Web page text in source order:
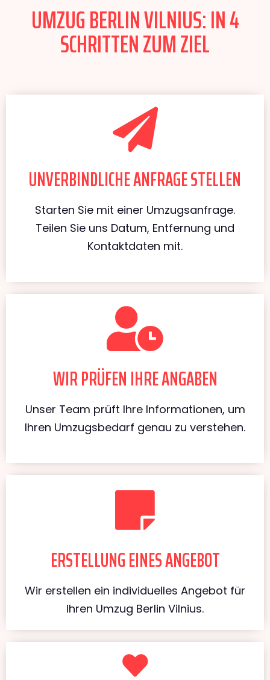
UMZUG BERLIN VILNIUS: IN 4
SCHRITTEN ZUM ZIEL
UNVERBINDLICHE ANFRAGE STELLEN
Starten Sie mit einer Umzugsanfrage.
Teilen Sie uns Datum, Entfernung und
Kontaktdaten mit.
WIR PRÜFEN IHRE ANGABEN
Unser Team prüft Ihre Informationen, um
Ihren Umzugsbedarf genau zu verstehen.
ERSTELLUNG EINES ANGEBOT
Wir erstellen ein individuelles Angebot für
Ihren Umzug Berlin Vilnius.